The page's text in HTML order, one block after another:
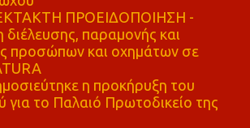
ΠΡΟΕΙΔΟΠΟΙΗΣΗ -
παραμονής και
προσώπων και οχημάτων σε
η προκήρυξη του
για το Παλαιό Πρωτοδικείο της